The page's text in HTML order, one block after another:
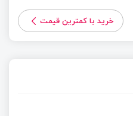
خرید با کمترین قیمت